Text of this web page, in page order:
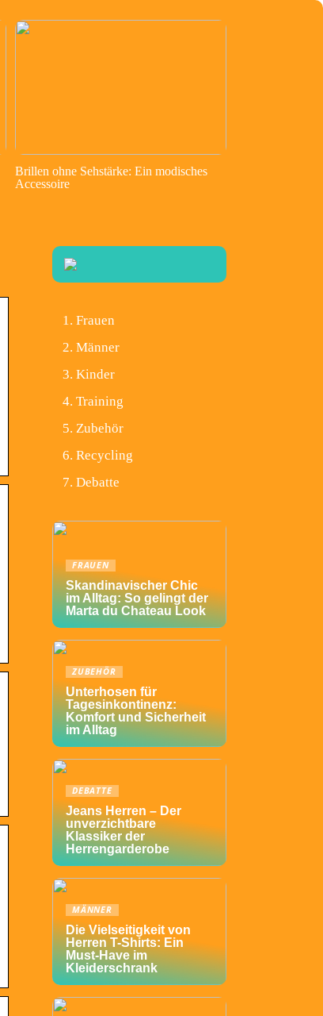
Brillen ohne Sehstärke: Ein modisches
Accessoire
Frauen
Männer
Kinder
Training
Zubehör
Recycling
Debatte
FRAUEN
Skandinavischer Chic
im Alltag: So gelingt der
Marta du Chateau Look
ZUBEHÖR
Unterhosen für
Tagesinkontinenz:
Komfort und Sicherheit
im Alltag
DEBATTE
Jeans Herren – Der
unverzichtbare
Klassiker der
Herrengarderobe
MÄNNER
Die Vielseitigkeit von
Herren T-Shirts: Ein
Must-Have im
Kleiderschrank